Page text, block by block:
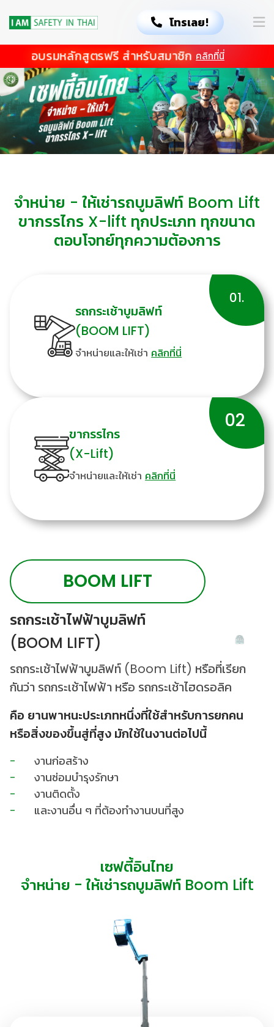
โทรเลย!
อบรมหลักสูตรฟรี สำหรับสมาชิก คลิกที่นี่
จำหน่าย - ให้เช่ารถบูมลิฟท์ Boom Lift
ขากรรไกร X-lift ทุกประเภท ทุกขนาด
ตอบโจทย์ทุกความต้องการ
รถกระเช้าบูมลิฟท์
(BOOM LIFT)
จำหน่ายและให้เช่า คลิกที่นี่
01.
ขากรรไกร
(X-Lift)
จำหน่ายและให้เช่า คลิกที่นี่
02.
BOOM LIFT
รถกระเช้าไฟฟ้าบูมลิฟท์
(BOOM LIFT)
รถกระเช้าไฟฟ้าบูมลิฟท์ (Boom Lift) หรือที่เรียก
กันว่า รถกระเช้าไฟฟ้า หรือ รถกระเช้าไฮดรอลิค
คือ ยานพาหนะประเภทหนึ่งที่ใช้สำหรับการยกคน
หรือสิ่งของขึ้นสู่ที่สูง มักใช้ในงานต่อไปนี้
งานก่อสร้าง
งานซ่อมบำรุงรักษา
งานติดตั้ง
และงานอื่น ๆ ที่ต้องทำงานบนที่สูง
เซฟตี้อินไทย
จำหน่าย - ให้เช่ารถบูมลิฟท์ Boom Lift